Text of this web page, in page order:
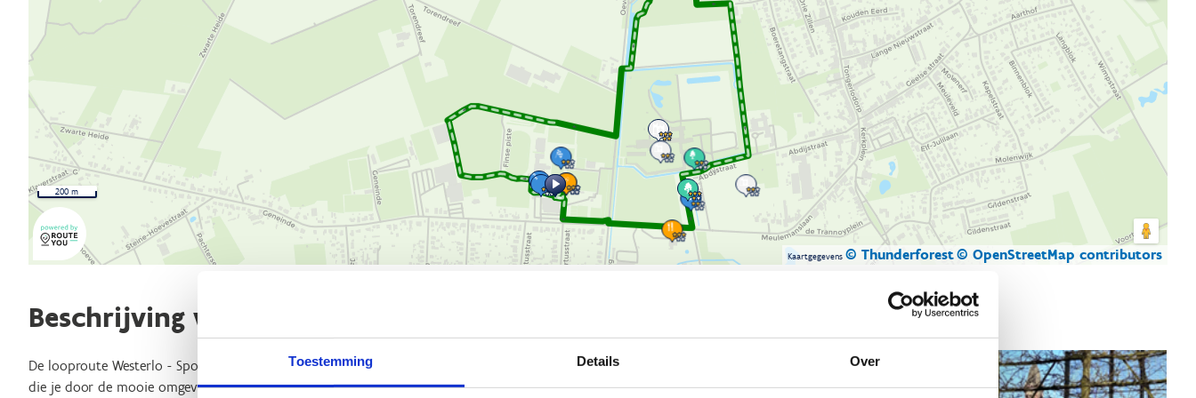
Toestemming Details Over
Kaartgegevens © Thunderforest© OpenStreetMap contributors
200 m
Beschrijving van de route
De looproute Westerlo - Sporta Abdij - Groene lusis een prachtige route van ongeveer 4,6 km
die je door de mooie omgeving van Westerlo leidt.